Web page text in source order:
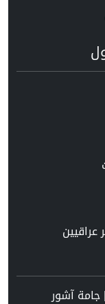
عراقيين